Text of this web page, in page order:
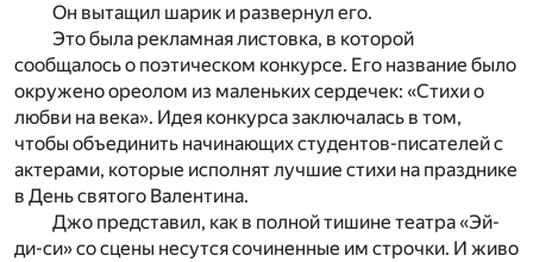
Он вытащил шарик и развернул его.
Это была рекламная листовка, в которой
сообщалось о поэтическом конкурсе. Его название было
окружено ореолом из маленьких сердечек: «Стихи о
любви на века». Идея конкурса заключалась в том,
чтобы объединить начинающих студентов-писателей с
актерами, которые исполнят лучшие стихи на празднике
в День святого Валентина.
Джо представил, как в полной тишине театра «Эй-
ди-си» со сцены несутся сочиненные им строчки. И живо